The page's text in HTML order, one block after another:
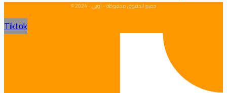
جميع الحقوق محفوظة - أوبي - 2024 ©
Tiktok